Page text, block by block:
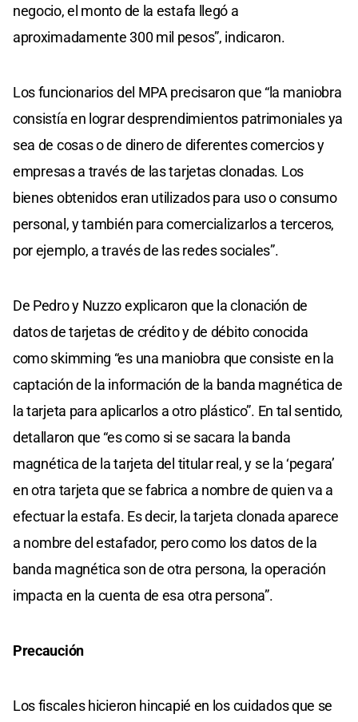
negocio, el monto de la estafa llegó a
aproximadamente 300 mil pesos”, indicaron.
Los funcionarios del MPA precisaron que “la maniobra
consistía en lograr desprendimientos patrimoniales ya
sea de cosas o de dinero de diferentes comercios y
empresas a través de las tarjetas clonadas. Los
bienes obtenidos eran utilizados para uso o consumo
personal, y también para comercializarlos a terceros,
por ejemplo, a través de las redes sociales”.
De Pedro y Nuzzo explicaron que la clonación de
datos de tarjetas de crédito y de débito conocida
como skimming “es una maniobra que consiste en la
captación de la información de la banda magnética de
la tarjeta para aplicarlos a otro plástico”. En tal sentido,
detallaron que “es como si se sacara la banda
magnética de la tarjeta del titular real, y se la ‘pegara’
en otra tarjeta que se fabrica a nombre de quien va a
efectuar la estafa. Es decir, la tarjeta clonada aparece
a nombre del estafador, pero como los datos de la
banda magnética son de otra persona, la operación
impacta en la cuenta de esa otra persona”.
Precaución
Los fiscales hicieron hincapié en los cuidados que se